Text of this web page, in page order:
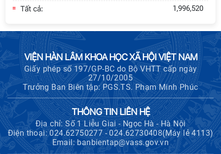
với Ban Chủ nhiệm các Chương trình
Hội thảo khoa học "Kinh tế Việt Nam
6 tháng đầu năm 2026: Thách thức,
động lực và triển vọng phát triển"
Hội nghị Ban Chỉ đạo về dữ liệu Viện
Hàn lâm Khoa học xã hội Việt Nam
Hội thảo quốc tế "Không gian phát
Tất cả: 1,996,520
VIỆN HÀN LÂM KHOA HỌC XÃ HỘI VIỆT NAM
Giấy phép số 197/GP-BC do Bộ VHTT cấp ngày
27/10/2005
Trưởng Ban Biên tập: PGS.TS. Phạm Minh Phúc
THÔNG TIN LIÊN HỆ
Địa chỉ: Số 1 Liễu Giai - Ngọc Hà - Hà Nội
Điện thoại: 024.62750277 - 024.62730408(Máy lẻ 4113)
Email: banbientap@vass.gov.vn